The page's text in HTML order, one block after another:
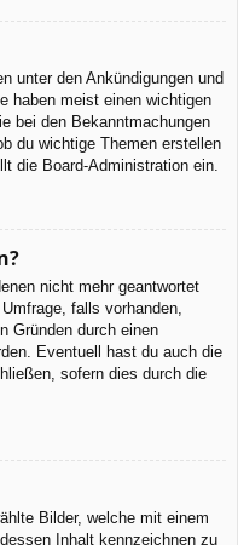
unter den Ankündigungen und
haben meist einen wichtigen
bei den Bekanntmachungen
du wichtige Themen erstellen
die Board-Administration ein.
nicht mehr geantwortet
falls vorhanden,
Gründen durch einen
Eventuell hast du auch die
sofern dies durch die
Bilder, welche mit einem
Inhalt kennzeichnen zu